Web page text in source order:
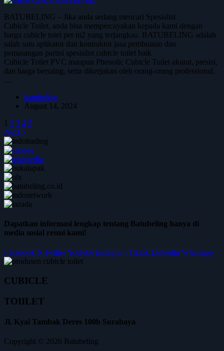
BATUBELING – Jika anda sedang mencari Spesialist
Cubicle Toilet, anda bisa mempercayakan kepada kami dengan
harga cubicle toiet per m2 yang terjangkau. BATUBELING adalah
salah satu aplikator dan kontraktor jasa pembuatan dan
pemasangan partisi spesialist cubicle toilet baik
Cubicle Toilet PVC maupun Phenolic Cubicle Toilet akurat, presisi,
dan harga bersaing, serta dikerjakan oleh orang-orang professional.
…
batubeling
August 14, 2024
1 2 3 4 5
Next
Dapatkan informasi lengkap tentang Batubeling hanya di
media sosial resmi kami!
Facebook X-twitterYoutube Instagram Tiktok Linkedin Whatsapp
CUBICLE
TOIILET
Jl. Kyai Tambak Deres 100b Surabaya
Copyright © 2026 Batubeling